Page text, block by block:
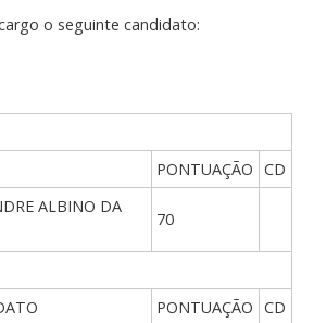
o seguinte candidato:
PONTUAÇÃO CD
ALBINO DA
70
PONTUAÇÃO CD